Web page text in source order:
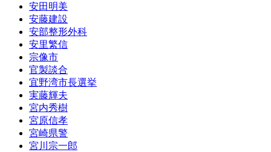
安田明美
安藤建設
安部整形外科
安里繁信
宗像市
官製談合
宜野湾市長選挙
実藤輝夫
宮内秀樹
宮原信孝
宮崎県警
宮川宗一郎